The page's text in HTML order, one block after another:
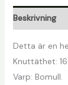
Beskrivning
Detta är en
Knuttäthet:
Varp: Bomull.